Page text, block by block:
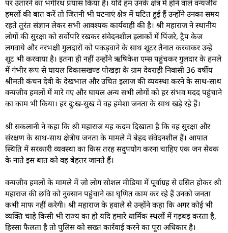
पर उतारने का भगीरथ प्रयास किया है। यदि हम उनके क्षेत्र में होने वाले वन्यजीव
हमलों की बात करें तो जितनी भी घटनाएं क्षेत्र में घटित हुई हैं उन्होंने उनका समय
रहते तुरंत संज्ञान लेकर सभी आवश्यक कार्यवाही की है। श्री महाराज ने स्थानीय
लोगों की सुरक्षा को सर्वोपरि रखकर संवेदनशील इलाकों में पिंजरे, ट्रैप केज
लगवाये और नरभक्षी गुलदारों को पकड़वाने के साथ शूटर तैनात करवाकर उन्हें
शूट भी करवाया है। इतना ही नहीं उन्होंने ऋषिकेश एम्स पहुंचकर गुलदार के हमले
में गंभीर रूप से घायल विकासखण्ड पोखड़ा के ग्राम देवराड़ी निवासी 36 वर्षीय
श्रीमती कंचन देवी के देखभाल और उचित इलाज की व्यवस्था करने के साथ-साथ
वन्यजीव हमलों में मारे गए और घायल अन्य सभी लोगों को हर संभव मदद पहुंचाने
का काम भी किया। हर दु:ख-सुख में वह हमेशा जनता के साथ खड़े रहे हैं।
श्री सकलानी ने कहा कि श्री महाराज यह कदम दिखाता है कि वह सुरक्षा और
संरक्षण के साथ-साथ क्षेत्रीय जनता के मामले में बेहद संवेदनशील हैं। आपात
स्थिति में सरकारी व्यवस्था का किस तरह सदुपयोग करना चाहिए एक जन सेवक
के नाते इस बात को वह बेहतर जानते हैं।
वन्यजीव हमलों के मामले में जो लोग सोशल मीडिया में पूर्वाग्रह से ग्रसित होकर श्री
महाराज की छवि को नुक्सान पहुंचाने का घृणित काम कर रहे हैं उनको जनता
कभी माफ नहीं करेगी। श्री महाराज के हवाले से उन्होंने कहा कि अगर कोई भी
व्यक्ति चाहे किसी भी राज्य का हो यदि हमारे धार्मिक स्थलों में गड़बड़ करता है,
हिस्सा फैलता है तो पुलिस को सख्त कार्रवाई करने का पूरा अधिकार है।